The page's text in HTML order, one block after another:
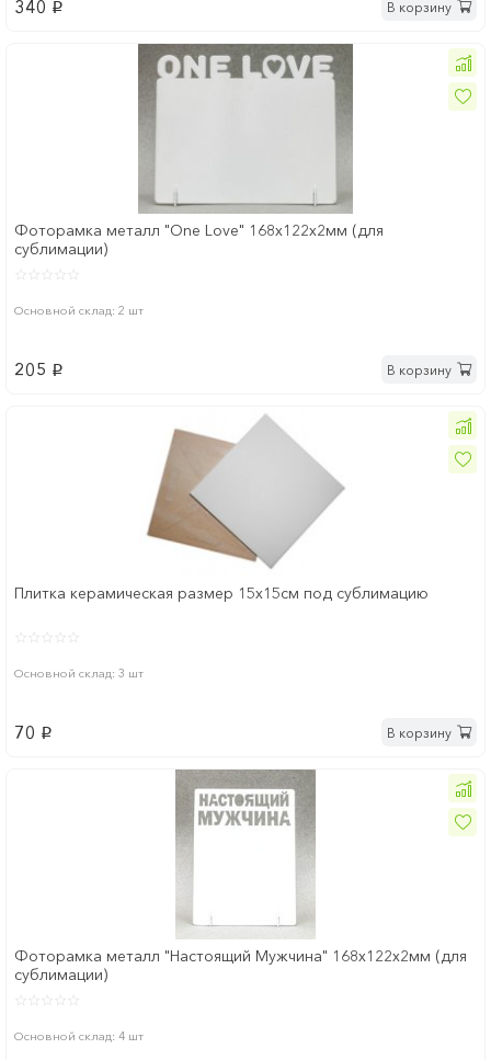
340 p В корзину
Фоторамка металл "One Love" 168x122х2мм (для
сублимации)
Основной склад: 2 шт
205 p В корзину
Плитка керамическая размер 15х15см под сублимацию
Основной склад: 3 шт
70 p В корзину
Фоторамка металл "Настоящий Мужчина" 168x122х2мм (для
сублимации)
Основной склад: 4 шт